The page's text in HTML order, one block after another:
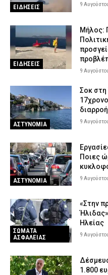
ΑΣΤΥΝΟΜΙΑ 9 Αυγούστου 2026
Αγρίνιο: Συνελήφθη
με επτά φυσίγγια
ΑΣΤΥΝΟΜΙΑ 9 Αυγούστου 2026
ΕΙΔΗΣΕΙΣ 9
ΕΙΔΗΣΕΙΣ
Μήλος:
9
ΑΣΤΥΝΟΜΙΑ
Σοκ στη
9
ΑΣΤΥΝΟΜΙΑ
Ποιες
9
ΣΩΜΑΤΑ
ΑΣΦΑΛΕΙΑΣ
«Στην
Ηλείας
9
1.800